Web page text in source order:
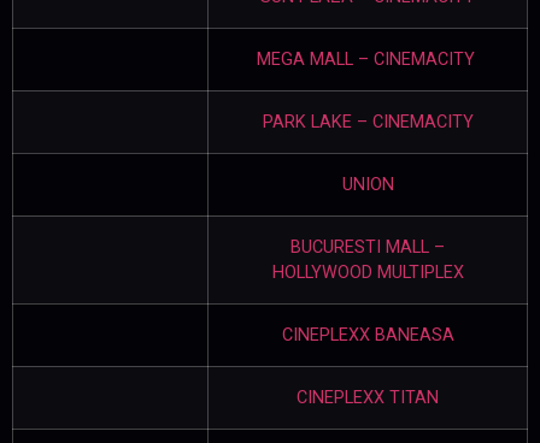
MEGA MALL – CINEMACITY
PARK LAKE – CINEMACITY
UNION
BUCURESTI MALL –
HOLLYWOOD MULTIPLEX
CINEPLEXX BANEASA
CINEPLEXX TITAN